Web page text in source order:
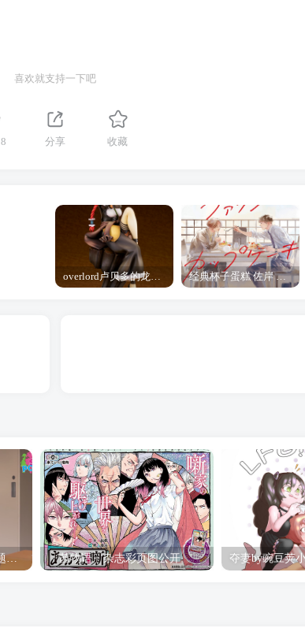
喜欢就支持一下吧
8 分享 收藏
overlord卢贝多的龙王谁厉害 「Overlord」露普斯蕾琪娜·贝塔手办开订 经典杯子蛋糕 佐岸 漫画「经典杯子蛋糕」宣布真人日剧化
「Shine Post」第六话ED主题曲「Yellow Rose」无字幕MV公开 「茜物语」杂志彩页图公开